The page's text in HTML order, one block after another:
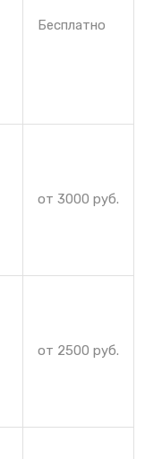
Бесплатно
от 3000 руб.
от 2500 руб.